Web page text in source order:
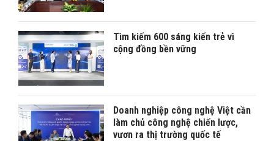
Tìm kiếm 600 sáng kiến trẻ vì
cộng đồng bền vững
Doanh nghiệp công nghệ Việt cần
làm chủ công nghệ chiến lược,
vươn ra thị trường quốc tế